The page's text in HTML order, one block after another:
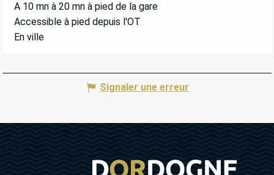
A 10 mn à 20 mn à pied de la gare
Accessible à pied depuis l'OT
En ville
Signaler une erreur